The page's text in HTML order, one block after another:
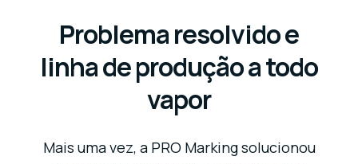
Problema resolvido e
linha de produção a todo
vapor
Mais uma vez, a PRO Marking solucionou